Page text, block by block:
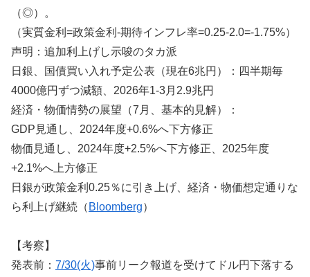
（◎）。
（実質金利=政策金利-期待インフレ率=0.25-2.0=-1.75%）
声明：追加利上げし示唆のタカ派
日銀、国債買い入れ予定公表（現在6兆円）：四半期毎
4000億円ずつ減額、2026年1-3月2.9兆円
経済・物価情勢の展望（7月、基本的見解）：
GDP見通し、2024年度+0.6%へ下方修正
物価見通し、2024年度+2.5%へ下方修正、2025年度
+2.1%へ上方修正
日銀が政策金利0.25％に引き上げ、経済・物価想定通りな
ら利上げ継続（ Bloomberg）
【考察】
発表前： 7/30(火)事前リーク報道を受けてドル円下落する